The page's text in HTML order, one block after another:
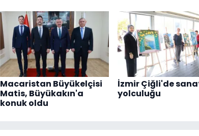
Macaristan Büyükelçisi
Matis, Büyükakın'a
konuk oldu
İzmir Çiğli'de
yolculuğu